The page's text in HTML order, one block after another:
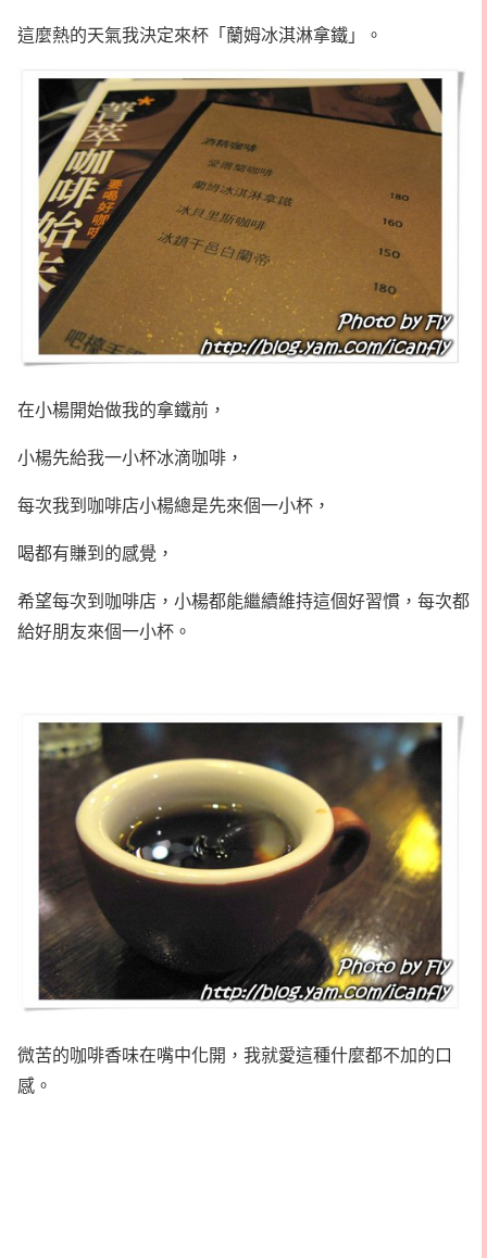
這麼熱的天氣我決定來杯「蘭姆冰淇淋拿鐵」。
在小楊開始做我的拿鐵前，
小楊先給我一小杯冰滴咖啡，
每次我到咖啡店小楊總是先來個一小杯，
喝都有賺到的感覺，
希望每次到咖啡店，小楊都能繼續維持這個好習慣，每次都
給好朋友來個一小杯。
微苦的咖啡香味在嘴中化開，我就愛這種什麼都不加的口
感。